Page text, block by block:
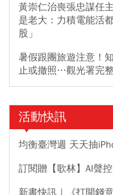
黃崇仁治喪張忠謀任
是老大：力積電能活
股」
暑假跟團旅遊注意！
止或撤照…觀光署完
活動快訊
均衡臺灣週 天天抽
訂閱贈【歌林】AI聲
新書快訊｜《打開錢